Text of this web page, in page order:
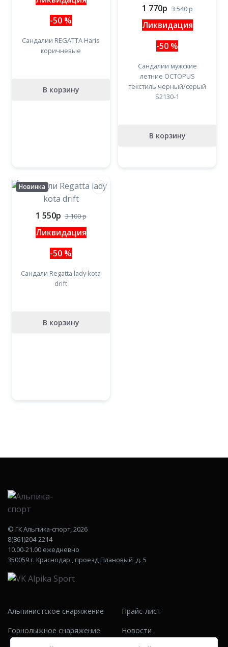
-50 %
Сандалии REGATTA Haris
коричневые
В корзину
1 770p 3 540p
Ликвидация
-50 %
Сандалии мужские
летние OCTOPUS
текстиль черный/серый
S2130-1
В корзину
Новинка
1 550p 3 100p
Ликвидация
-50 %
Сандали Regatta lady kota
drift
В корзину
© ГК Альпика-спорт, 2026
8(861)204-2214
10.00-21.00 ежедневно
350059 г. Краснодар , проезд Плановый ,д. 5
Альпинистское снаряжение
Горнолыжное снаряжение
Прайс-лист
Новости